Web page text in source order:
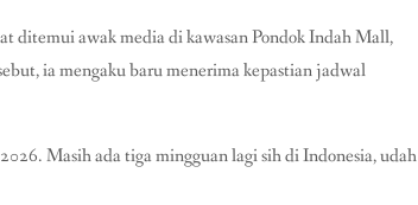
ditemui awak media di kawasanPondok Indah Mall,
ia mengaku baru menerima kepastian jadwal
Masih ada tiga mingguan lagi sih di Indonesia, udah